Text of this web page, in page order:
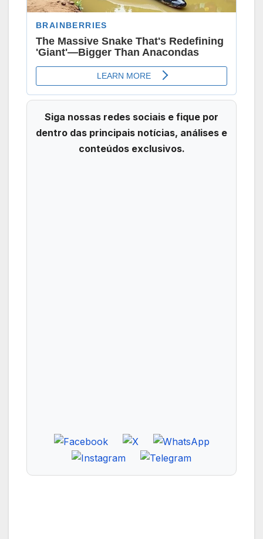
Siga nossas redes sociais e fique por
dentro das principais notícias, análises e
conteúdos exclusivos.